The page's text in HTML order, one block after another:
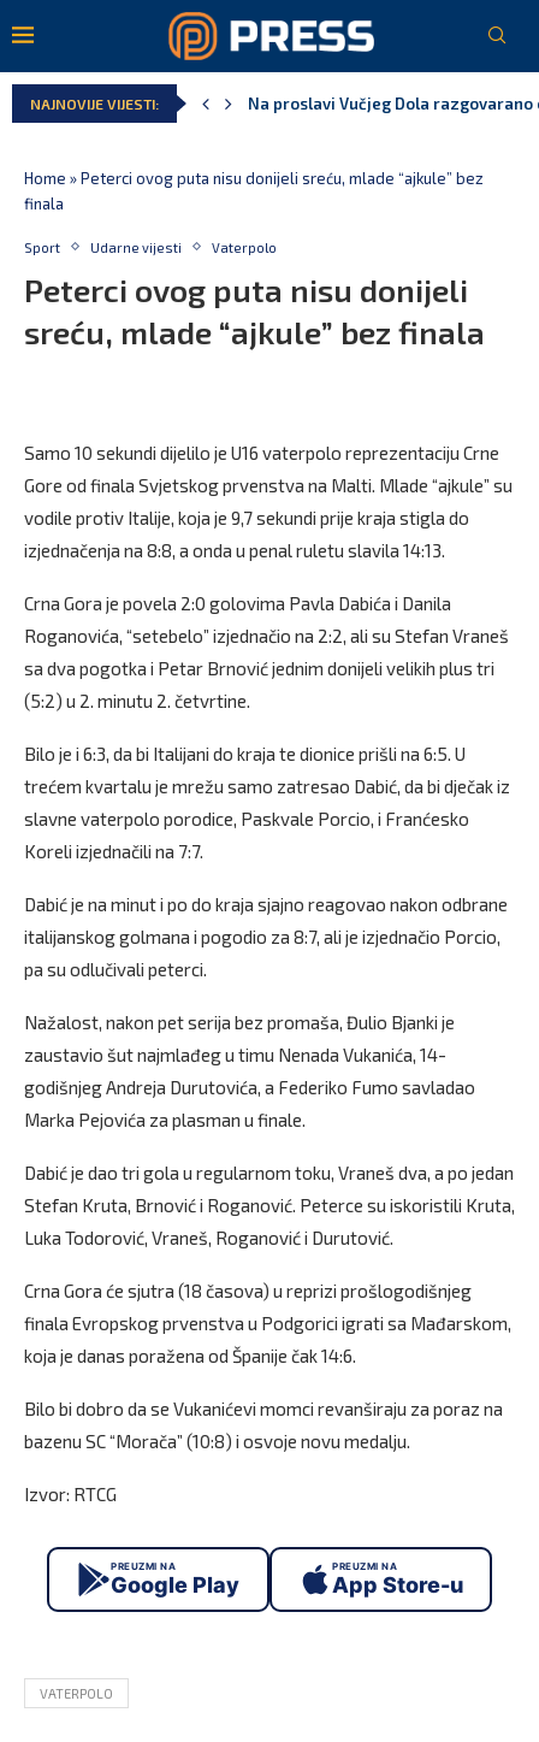
NAJNOVIJE VIJESTI: Na proslavi Vučjeg Dola
Home »Peterci ovog puta nisu donijeli sreću, mlade “ajkule” bez
finala
Sport Udarne vijesti Vaterpolo
Peterci ovog puta nisu donijeli
sreću, mlade “ajkule” bez finala
Samo 10 sekundi dijelilo je U16 vaterpolo reprezentaciju Crne
Gore od finala Svjetskog prvenstva na Malti. Mlade “ajkule” su
vodile protiv Italije, koja je 9,7 sekundi prije kraja stigla do
izjednačenja na 8:8, a onda u penal ruletu slavila 14:13.
Crna Gora je povela 2:0 golovima Pavla Dabića i Danila
Roganovića, “setebelo” izjednačio na 2:2, ali su Stefan Vraneš
sa dva pogotka i Petar Brnović jednim donijeli velikih plus tri
(5:2) u 2. minutu 2. četvrtine.
Bilo je i 6:3, da bi Italijani do kraja te dionice prišli na 6:5. U
trećem kvartalu je mrežu samo zatresao Dabić, da bi dječak iz
slavne vaterpolo porodice, Paskvale Porcio, i Franćesko
Koreli izjednačili na 7:7.
Dabić je na minut i po do kraja sjajno reagovao nakon odbrane
italijanskog golmana i pogodio za 8:7, ali je izjednačio Porcio,
pa su odlučivali peterci.
Nažalost, nakon pet serija bez promaša, Đulio Bjanki je
zaustavio šut najmlađeg u timu Nenada Vukanića, 14-
godišnjeg Andreja Durutovića, a Federiko Fumo savladao
Marka Pejovića za plasman u finale.
Dabić je dao tri gola u regularnom toku, Vraneš dva, a po jedan
Stefan Kruta, Brnović i Roganović. Peterce su iskoristili Kruta,
Luka Todorović, Vraneš, Roganović i Durutović.
Crna Gora će sjutra (18 časova) u reprizi prošlogodišnjeg
finala Evropskog prvenstva u Podgorici igrati sa Mađarskom,
koja je danas poražena od Španije čak 14:6.
Bilo bi dobro da se Vukanićevi momci revanširaju za poraz na
bazenu SC “Morača” (10:8) i osvoje novu medalju.
Izvor: RTCG
PREUZMI NA
Google Play
PREUZMI NA
App Store-u
VATERPOLO